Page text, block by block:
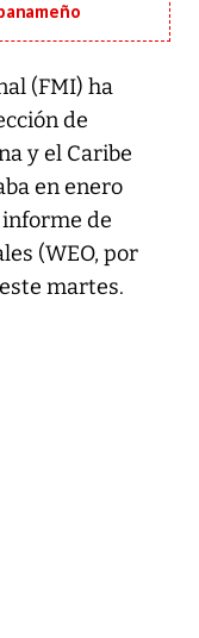
(FMI) ha
de
y el Caribe
en enero
de
(WEO, por
martes.